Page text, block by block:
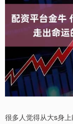
很多人觉得从大s身